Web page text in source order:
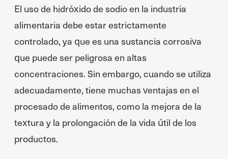
El uso de hidróxido de sodio en la industria
alimentaria debe estar estrictamente
controlado, ya que es una sustancia corrosiva
que puede ser peligrosa en altas
concentraciones. Sin embargo, cuando se utiliza
adecuadamente, tiene muchas ventajas en el
procesado de alimentos, como la mejora de la
textura y la prolongación de la vida útil de los
productos.